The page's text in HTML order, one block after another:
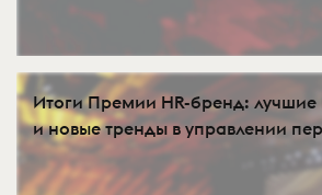
Итоги Премии HR-бренд: лучшие
и новые тренды в управлении